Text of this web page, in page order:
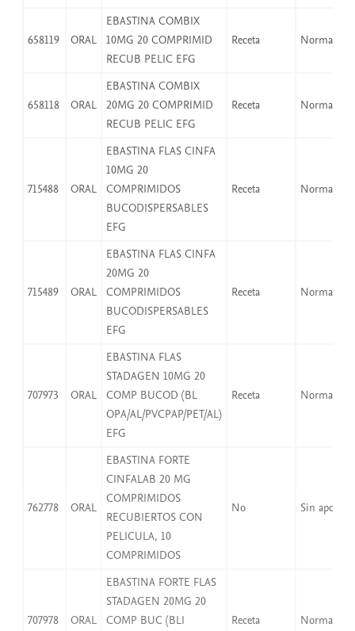
658119 ORAL
EBASTINA COMBIX
10MG 20 COMPRIMID
RECUB PELIC EFG
Receta Normal
658118 ORAL
EBASTINA COMBIX
20MG 20 COMPRIMID
RECUB PELIC EFG
Receta Normal
715488 ORAL
EBASTINA FLAS CINFA
10MG 20
COMPRIMIDOS
BUCODISPERSABLES
EFG
Receta Normal
715489 ORAL
EBASTINA FLAS CINFA
20MG 20
COMPRIMIDOS
BUCODISPERSABLES
EFG
Receta Normal
707973 ORAL
EBASTINA FLAS
STADAGEN 10MG 20
COMP BUCOD (BL
OPA/AL/PVCPAP/PET/AL)
EFG
Receta Normal
762778 ORAL
EBASTINA FORTE
CINFALAB 20 MG
COMPRIMIDOS
RECUBIERTOS CON
PELICULA, 10
COMPRIMIDOS
No Sin aport
707978 ORAL
EBASTINA FORTE FLAS
STADAGEN 20MG 20
COMP BUC (BLI
Receta Normal